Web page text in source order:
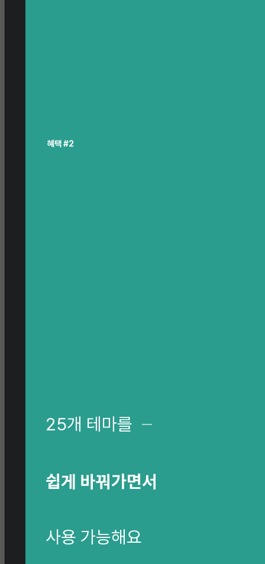
혜택 #2
25개 테마를 ─
쉽게 바꿔가면서
사용 가능해요